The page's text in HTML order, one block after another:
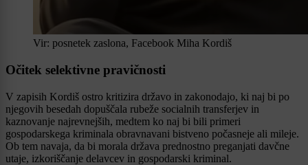
Vir: posnetek zaslona, Facebook Miha Kordiš
Očitek selektivne pravičnosti
V zapisih Kordiš ostro kritizira državo in zakonodajo, ki naj bi po
njegovih besedah dopuščala rubeže socialnih transferjev in
kaznovanje najrevnejših, medtem ko naj bi bili primeri
gospodarskega kriminala obravnavani bistveno počasneje ali mileje.
Ob tem navaja, da bi morala država prednostno preganjati davčne
utaje, izkoriščanje delavcev in gospodarski kriminal.